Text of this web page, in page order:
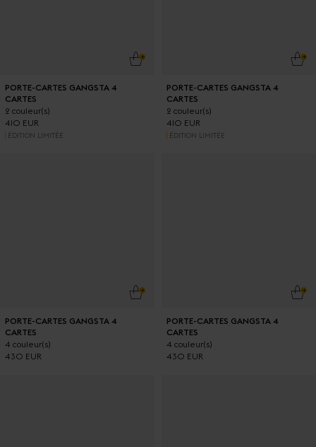
AJOUTER AU PANIER
PORTE-CARTES GANGSTA 4
CARTES
2 couleur(s)
410 EUR
ÉDITION LIMITÉE
PORTE-CARTES GANGSTA 4
CARTES
2 couleur(s)
410 EUR
ÉDITION LIMITÉE
AJOUTER AU PANIER
PORTE-CARTES GANGSTA 4
CARTES
4 couleur(s)
430 EUR
PORTE-CARTES GANGSTA 4
CARTES
4 couleur(s)
430 EUR